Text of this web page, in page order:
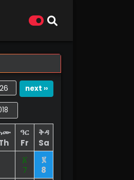
next ››
ዓር
Fr
ቅዳ
Sa
፩
7
፪
8